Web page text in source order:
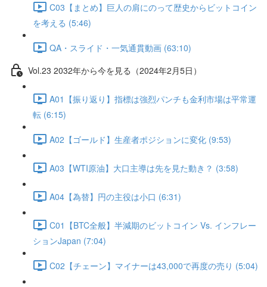
C03【まとめ】巨人の肩にのって歴史からビットコイン
を考える (5:46)
QA・スライド・一気通貫動画 (63:10)
Vol.23 2032年から今を見る（2024年2月5日）
A01【振り返り】指標は強烈パンチも金利市場は平常運
転 (6:15)
A02【ゴールド】生産者ポジションに変化 (9:53)
A03【WTI原油】大口主導は先を見た動き？ (3:58)
A04【為替】円の主役は小口 (6:31)
C01【BTC全般】半減期のビットコイン Vs. インフレー
ションJapan (7:04)
C02【チェーン】マイナーは43,000で再度の売り (5:04)